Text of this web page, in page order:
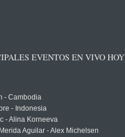
EVENTOS EN VIVO HOY
- Cambodia
- Indonesia
- Alina Korneeva
Aguilar - Alex Michelsen